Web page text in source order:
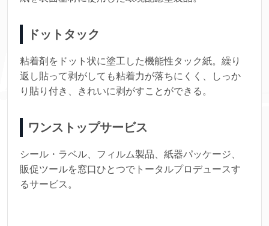
ドットタック
粘着剤をドット状に塗工した機能性タック紙。繰り
返し貼って剥がしても粘着力が落ちにくく、しっか
り貼り付き、きれいに剥がすことができる。
ワンストップサービス
シール・ラベル、フィルム製品、紙器パッケージ、
販促ツールを窓口ひとつでトータルプロデュースす
るサービス。